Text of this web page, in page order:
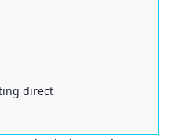
direct